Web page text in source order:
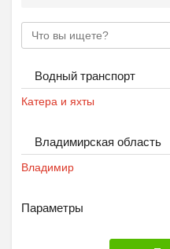
Водный транспорт
Катера и яхты
Владимирская область
Владимир
Параметры